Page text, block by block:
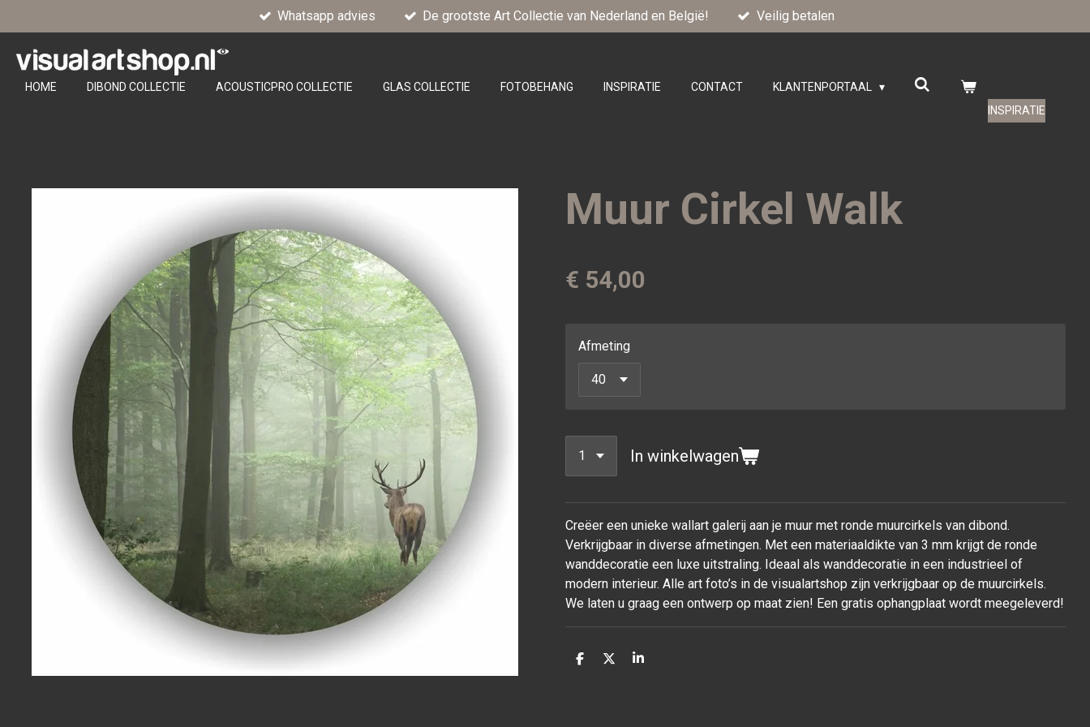
direct
naar
de
hoofdinhoud
Whatsapp advies De grootste Art Collectie van Nederland en België! Veilig betalen
HOME DIBOND COLLECTIE ACOUSTICPRO COLLECTIE GLAS COLLECTIE FOTOBEHANG INSPIRATIE CONTACT
KLANTENPORTAAL
INSPIRATIE
Muur Cirkel Walk
€ 54,00
Afmeting
In winkelwagen
Creëer een unieke wallart galerij aan je muur met ronde muurcirkels van dibond.
Verkrijgbaar in diverse afmetingen. Met een materiaaldikte van 3 mm krijgt de ronde
wanddecoratie een luxe uitstraling. Ideaal als wanddecoratie in een industrieel of
modern interieur. Alle art foto’s in de visualartshop zijn verkrijgbaar op de muurcirkels.
We laten u graag een ontwerp op maat zien! Een gratis ophangplaat wordt meegeleverd!
D
D
S